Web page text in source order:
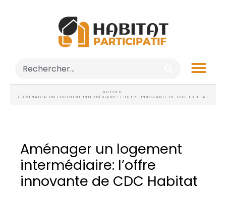
ACCUEIL
/ AMÉNAGER UN LOGEMENT INTERMÉDIAIRE: L’OFFRE INNOVANTE DE CDC HABITAT
Aménager un logement
intermédiaire: l’offre
innovante de CDC Habitat